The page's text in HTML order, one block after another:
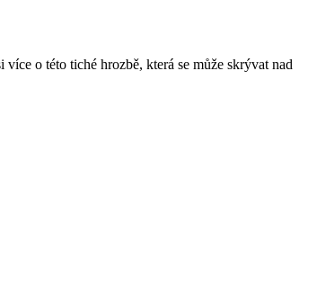
o této tiché hrozbě, která se může skrývat nad